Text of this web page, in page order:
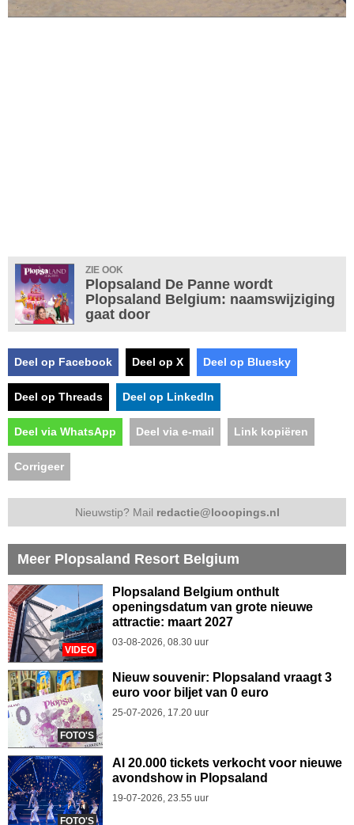
ZIE OOK
Plopsaland De Panne wordt
Plopsaland Belgium: naamswijziging
gaat door
Deel op Facebook Deel op X Deel op Bluesky
Deel op Threads Deel op LinkedIn
Deel via WhatsApp Deel via e-mail Link kopiëren
Corrigeer
Nieuwstip? Mail redactie@looopings.nl
Meer Plopsaland Resort Belgium
VIDEO
Plopsaland Belgium onthult
openingsdatum van grote nieuwe
attractie: maart 2027
03-08-2026, 08.30 uur
FOTO'S
Nieuw souvenir: Plopsaland vraagt 3
euro voor biljet van 0 euro
25-07-2026, 17.20 uur
FOTO'S
Al 20.000 tickets verkocht voor nieuwe
avondshow in Plopsaland
19-07-2026, 23.55 uur